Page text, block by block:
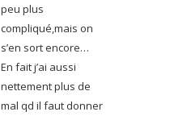
peu plus
compliqué,mais on
s’en sort encore…
En fait j’ai aussi
nettement plus de
mal qd il faut donner